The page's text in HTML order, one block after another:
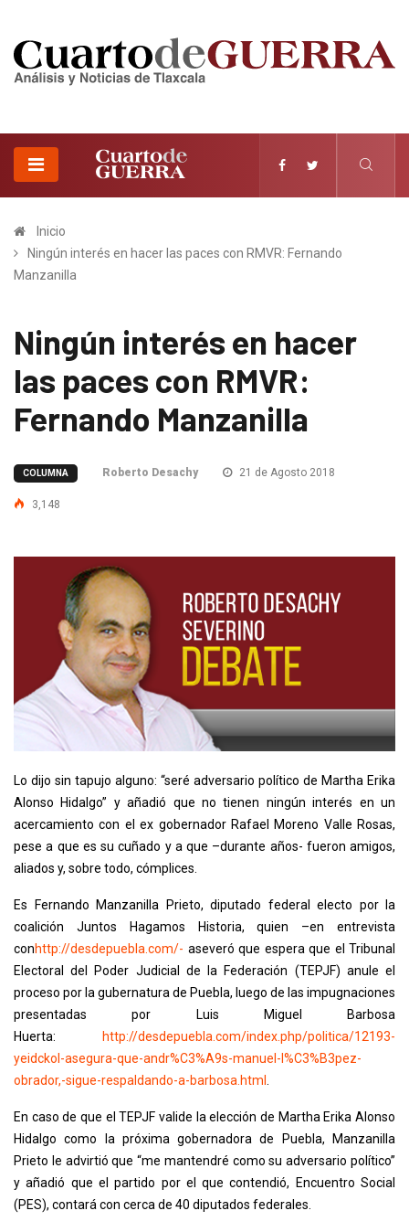
Inicio
Ningún interés en hacer las paces con RMVR: Fernando
Manzanilla
Ningún interés en hacer
las paces con RMVR:
Fernando Manzanilla
COLUMNA Roberto Desachy 21 de Agosto 2018
3,148
Lo dijo sin tapujo alguno: “seré adversario político de Martha Erika
Alonso Hidalgo” y añadió que no tienen ningún interés en un
acercamiento con el ex gobernador Rafael Moreno Valle Rosas,
pese a que es su cuñado y a que –durante años- fueron amigos,
aliados y, sobre todo, cómplices.
Es Fernando Manzanilla Prieto, diputado federal electo por la
coalición Juntos Hagamos Historia, quien –en entrevista
conhttp://desdepuebla.com/- aseveró que espera que el Tribunal
Electoral del Poder Judicial de la Federación (TEPJF) anule el
proceso por la gubernatura de Puebla, luego de las impugnaciones
presentadas por Luis Miguel Barbosa
Huerta:
http://desdepuebla.com/index.php/politica/12193-
yeidckol-asegura-que-andr%C3%A9s-manuel-l%C3%B3pez-
obrador,-sigue-respaldando-a-barbosa.html .
En caso de que el TEPJF valide la elección de Martha Erika Alonso
Hidalgo como la próxima gobernadora de Puebla, Manzanilla
Prieto le advirtió que “me mantendré como su adversario político”
y añadió que el partido por el que contendió, Encuentro Social
(PES), contará con cerca de 40 diputados federales.